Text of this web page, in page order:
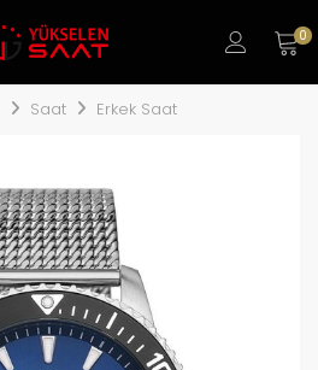
0
Saat Erkek Saat